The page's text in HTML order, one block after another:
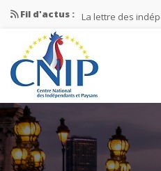
Fil d'actus : La lettre des
La lettre des
La lettre des
Mission nationale
La lettre des